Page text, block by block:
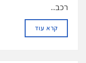
רכב...
קרא עודDETAILS